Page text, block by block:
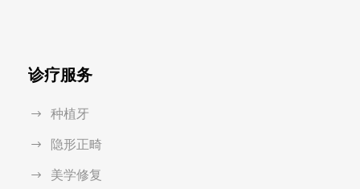
诊疗服务
种植牙
隐形正畸
美学修复